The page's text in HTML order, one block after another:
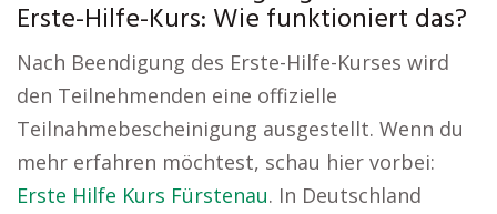
Erste-Hilfe-Kurs: Wie funktioniert das?
Nach Beendigung des Erste-Hilfe-Kurses wird
den Teilnehmenden eine offizielle
Teilnahmebescheinigung ausgestellt. Wenn du
mehr erfahren möchtest, schau hier vorbei:
Erste Hilfe Kurs Fürstenau. In Deutschland